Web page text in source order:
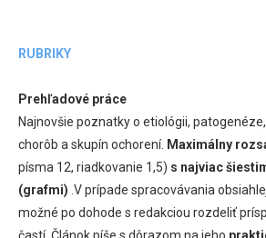
RUBRIKY
Prehľadové práce
Najnovšie poznatky o etiológii,
chorôb a skupín ochorení. Maximálny
písma 12, riadkovanie 1,5) s najviac
(grafmi) .V prípade spracovávania
možné po dohode s redakciou rozdeliť
častí. Článok píše s dôrazom na jeho